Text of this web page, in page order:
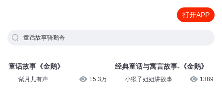
打开APP
童话故事骑鹅奇
童话故事《金鹅》
紫月儿有声 15.3万
经典童话与寓言故事-《金鹅》
小猴子姐姐讲故事 1389